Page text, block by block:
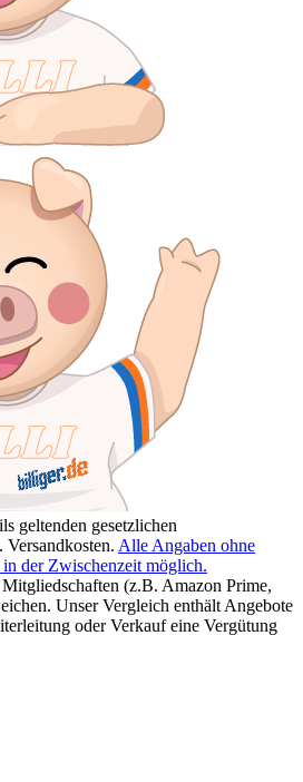
geltenden gesetzlichen
Alle Angaben ohne
der Zwischenzeit möglich.
(z.B. Amazon Prime,
Unser Vergleich enthält Angebote
oder Verkauf eine Vergütung